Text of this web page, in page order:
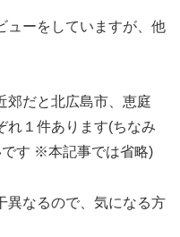
ューをしていますが、他
郊だと北広島市、恵庭
れ１件あります(ちなみ
す ※本記事では省略)
異なるので、気になる方